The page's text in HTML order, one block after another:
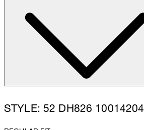
STYLE: 52 DH826 10014204